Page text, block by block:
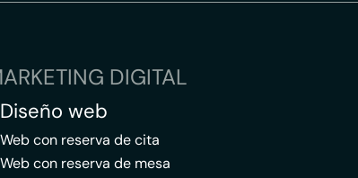
DIGITAL
Diseño web
Web con reserva de cita
Web con reserva de mesa